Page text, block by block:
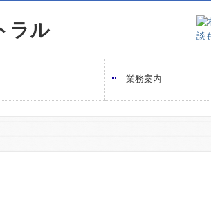
業務案内